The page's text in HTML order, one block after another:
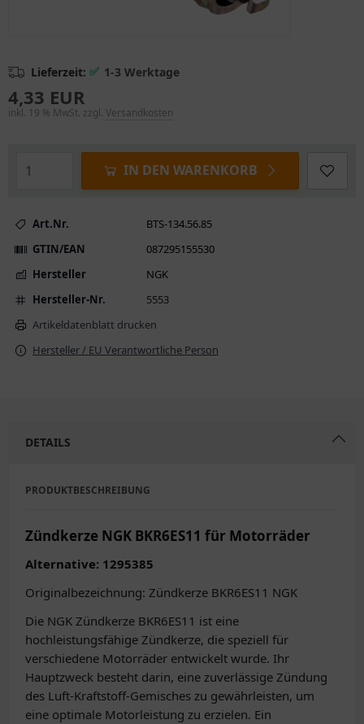
Lieferzeit: ✅ 1-3 Werktage
4,33 EUR
inkl. 19 % MwSt. zzgl. Versandkosten
IN DEN WARENKORB
Art.Nr.
BTS-134.56.85
GTIN/EAN
087295155530
Hersteller
NGK
Hersteller-Nr.
5553
Artikeldatenblatt drucken
Hersteller / EU Verantwortliche Person
DETAILS
PRODUKTBESCHREIBUNG
Zündkerze NGK BKR6ES11 für Motorräder
Alternative: 1295385
Originalbezeichnung: Zündkerze BKR6ES11 NGK
Die NGK Zündkerze BKR6ES11 ist eine
hochleistungsfähige Zündkerze, die speziell für
verschiedene Motorräder entwickelt wurde. Ihr
Hauptzweck besteht darin, eine zuverlässige Zündung
des Luft-Kraftstoff-Gemisches zu gewährleisten, um
eine optimale Motorleistung zu erzielen. Ein